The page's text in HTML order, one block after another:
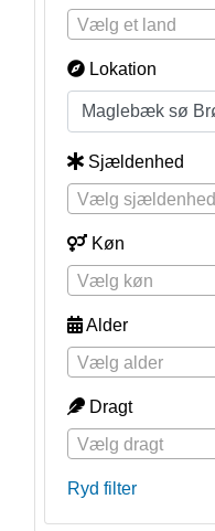
Vælg et land
Lokation
Sjældenhed
Vælg sjældenhed
Køn
Vælg køn
Alder
Vælg alder
Dragt
Vælg dragt
Ryd filter